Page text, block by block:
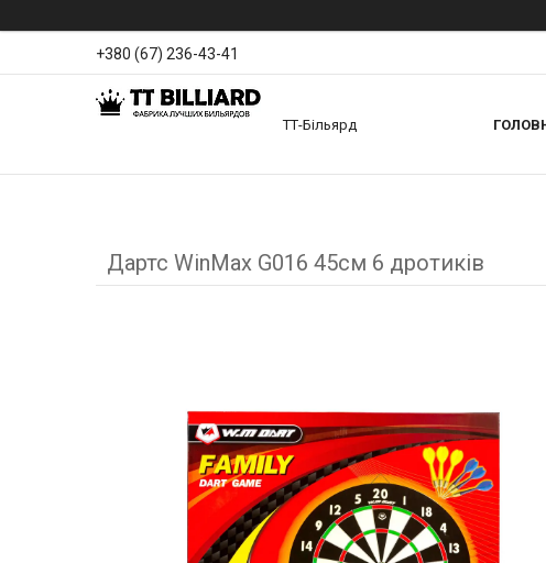
+380 (67) 236-43-41
ТТ-Більярд
Дартс WinMax G016 45см 6 дротиків